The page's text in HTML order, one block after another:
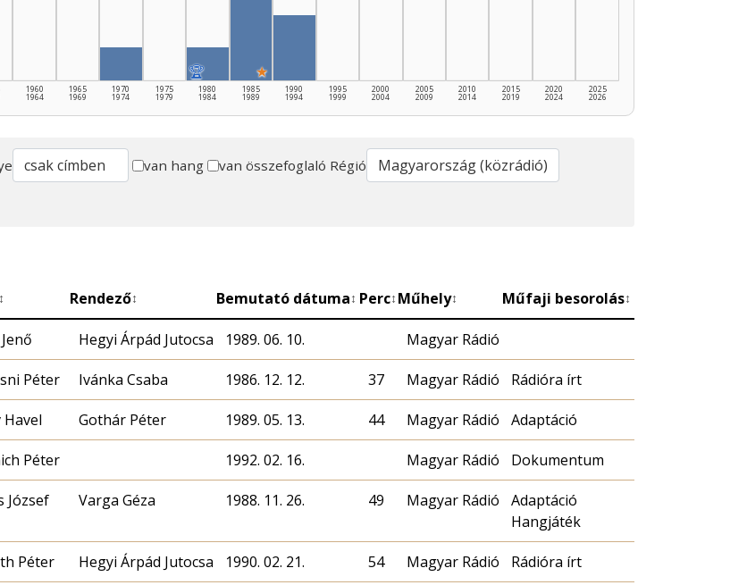
1960
1964
1965
1969
1970
1974
1975
1979
🏆
1980
1984
★
1985
1989
1990
1994
1995
1999
2000
2004
2005
2009
2010
2014
2015
2019
2020
2024
2025
2026
van hang van összefoglaló Régió
↕ Rendező↕ Bemutató dátuma↕ Perc↕ Műhely↕ Műfaji besorolás↕
Hegyi Árpád Jutocsa 1989. 06. 10. Magyar Rádió
Péter Ivánka Csaba 1986. 12. 12. 37 Magyar Rádió Rádióra írt
Havel Gothár Péter 1989. 05. 13. 44 Magyar Rádió Adaptáció
Péter 1992. 02. 16. Magyar Rádió Dokumentum
József Varga Géza 1988. 11. 26. 49 Magyar Rádió
Adaptáció
Hangjáték
Péter Hegyi Árpád Jutocsa 1990. 02. 21. 54 Magyar Rádió Rádióra írt